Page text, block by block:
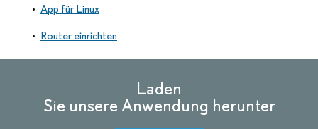
App für Linux
Router einrichten
Laden
Sie unsere Anwendung herunter